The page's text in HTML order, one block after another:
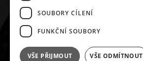
SOUBORY CÍLENÍ
FUNKČNÍ SOUBORY
VŠE PŘIJMOUT VŠE ODMÍTNOUT